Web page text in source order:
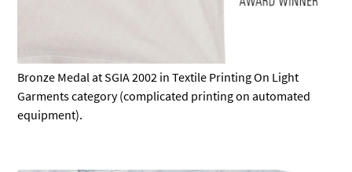
Bronze Medal at SGIA 2002 in Textile Printing On Light
Garments category (complicated printing on automated
equipment).